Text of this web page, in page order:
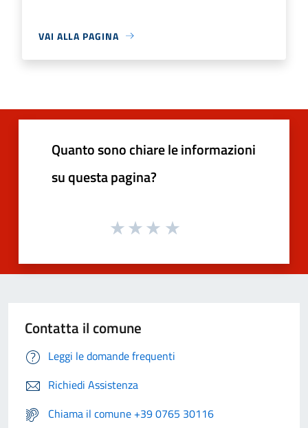
VAI ALLA PAGINA
Quanto sono chiare le informazioni
su questa pagina?
Contatta il comune
Leggi le domande frequenti
Richiedi Assistenza
Chiama il comune +39 0765 30116